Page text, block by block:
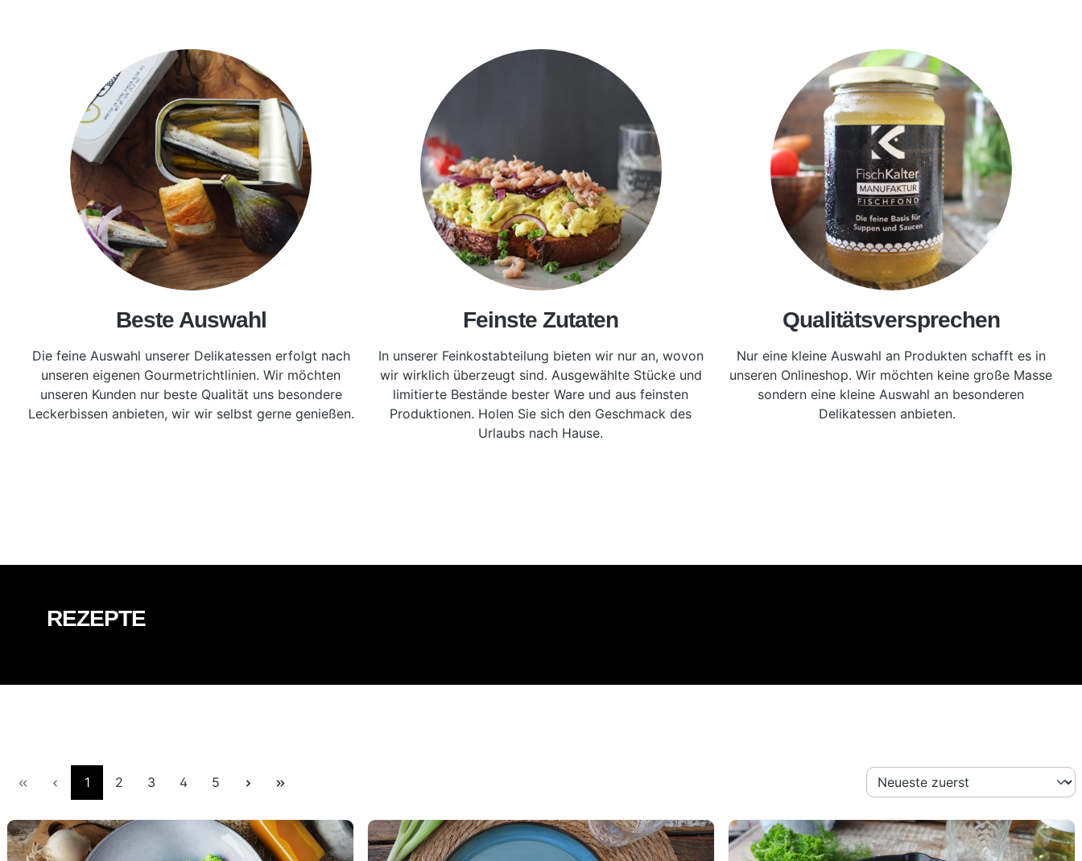
Beste Auswahl
Die feine Auswahl unserer Delikatessen erfolgt nach
unseren eigenen Gourmetrichtlinien. Wir möchten
unseren Kunden nur beste Qualität uns besondere
Leckerbissen anbieten, wir wir selbst gerne genießen.
Feinste Zutaten
In unserer Feinkostabteilung bieten wir nur an, wovon
wir wirklich überzeugt sind. Ausgewählte Stücke und
limitierte Bestände bester Ware und aus feinsten
Produktionen. Holen Sie sich den Geschmack des
Urlaubs nach Hause.
Qualitätsversprechen
Nur eine kleine Auswahl an Produkten schafft es in
unseren Onlineshop. Wir möchten keine große Masse
sondern eine kleine Auswahl an besonderen
Delikatessen anbieten.
REZEPTE
Seite
1 Seite
2 Seite
3 Seite
4 Seite
5